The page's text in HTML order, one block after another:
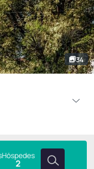
34
Hóspedes
2